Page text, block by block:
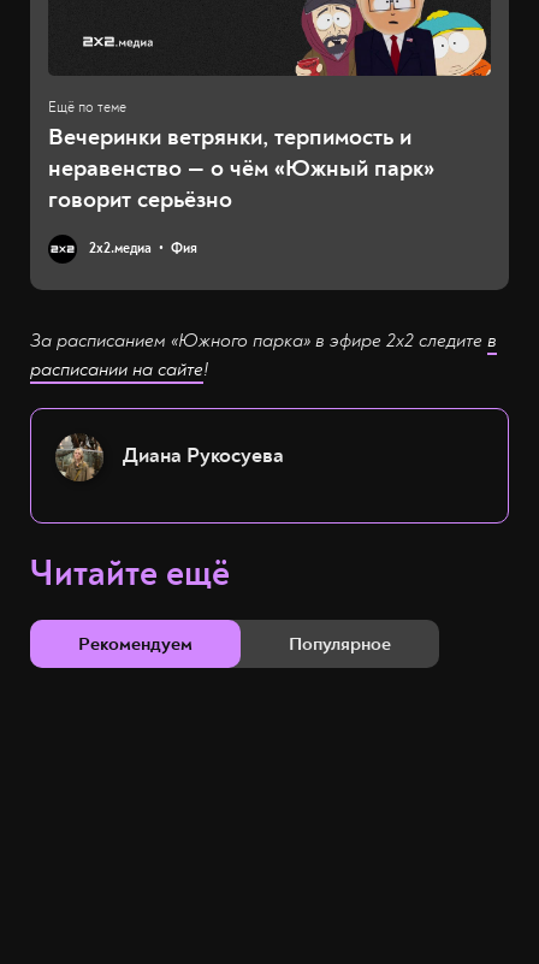
Вечеринки ветрянки, терпимость и
неравенство — о чём «Южный парк»
говорит серьёзно
2х2.медиа Фия
За расписанием «Южного парка» в эфире 2х2 следите в
расписании на сайте!
Диана Рукосуева
Читайте ещё
Рекомендуем Популярное